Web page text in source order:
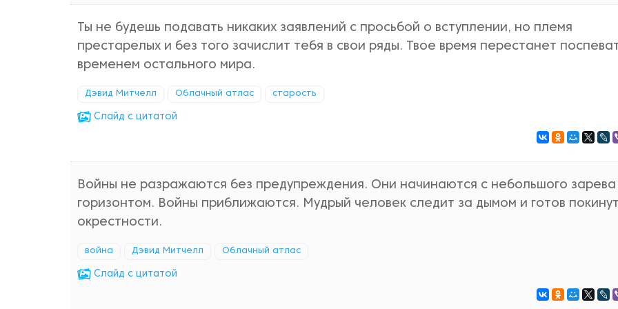
Ты не будешь подавать никаких заявлений с просьбой о вступлении, но племя
престарелых и без того зачислит тебя в свои ряды. Твое время перестанет
временем остального мира.
Дэвид Митчелл Облачный атлас старость
Cлайд с цитатой
Войны не разражаются без предупреждения. Они начинаются с небольшого зарева
горизонтом. Войны приближаются. Мудрый человек следит за дымом и готов
окрестности.
война Дэвид Митчелл Облачный атлас
Cлайд с цитатой